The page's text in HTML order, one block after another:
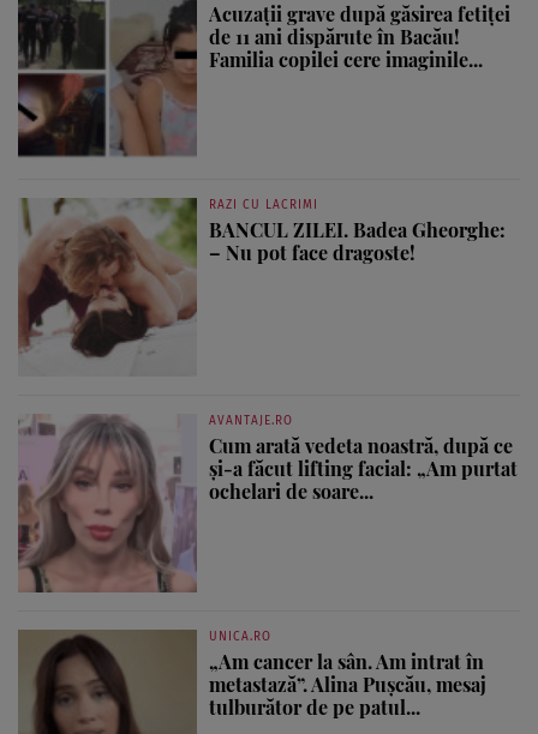
Acuzații grave după găsirea fetiței
de 11 ani dispărute în Bacău!
Familia copilei cere imaginile...
RAZI CU LACRIMI
BANCUL ZILEI. Badea Gheorghe:
– Nu pot face dragoste!
AVANTAJE.RO
Cum arată vedeta noastră, după ce
și-a făcut lifting facial: „Am purtat
ochelari de soare...
UNICA.RO
„Am cancer la sân. Am intrat în
metastază”. Alina Pușcău, mesaj
tulburător de pe patul...